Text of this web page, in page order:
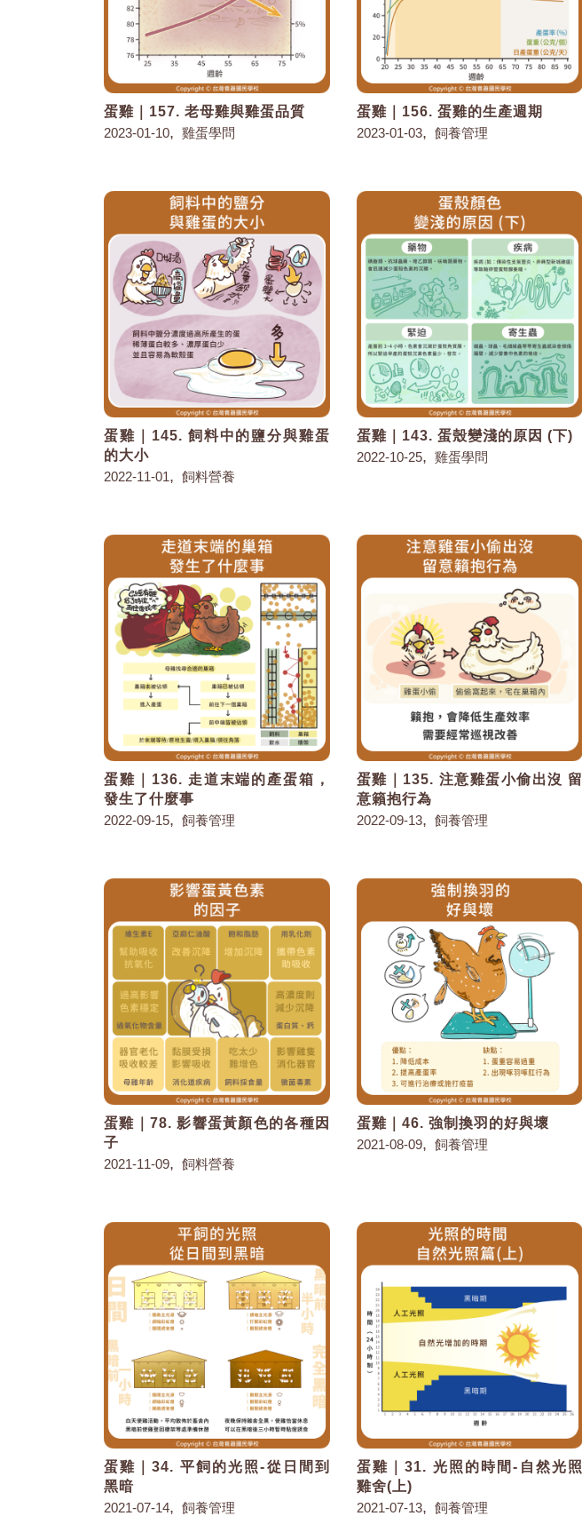
蛋雞｜157. 老母雞與雞蛋品質
2023-01-10, 雞蛋學問
蛋雞｜156. 蛋雞的生產週期
2023-01-03, 飼養管理
蛋雞｜145. 飼料中的鹽分與雞蛋
的大小
2022-11-01, 飼料營養
蛋雞｜143. 蛋殼變淺的原因 (下)
2022-10-25, 雞蛋學問
蛋雞｜136. 走道末端的產蛋箱，
發生了什麼事
2022-09-15, 飼養管理
蛋雞｜135. 注意雞蛋小偷出沒 留
意籟抱行為
2022-09-13, 飼養管理
蛋雞｜78. 影響蛋黃顏色的各種因
子
2021-11-09, 飼料營養
蛋雞｜46. 強制換羽的好與壞
2021-08-09, 飼養管理
蛋雞｜34. 平飼的光照-從日間到
黑暗
2021-07-14, 飼養管理
蛋雞｜31. 光照的時間-自然光照
雞舍(上)
2021-07-13, 飼養管理